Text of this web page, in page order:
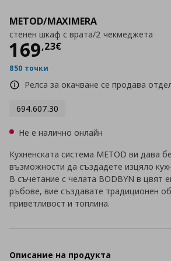
METOD/MAXIMERA
стенен шкаф с врата/2 чекмеджета
169,23€
Цена
850 точки
Релса за окачване се продава
694.607.30
Не е налично онлайн
Кухненската система METOD ви дава
възможности да създадете изцяло
В съчетание с челата BODBYN в цвят
ръбове, вие създавате традиционен
приветливост и топлина.
Описание на продукта